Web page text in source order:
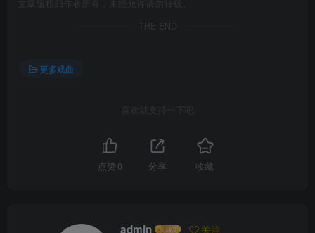
文章版权归作者所有，未经允许请勿转载。
THE END
更多戏曲
喜欢就支持一下吧
点赞 0 分享 收藏
admin 关注